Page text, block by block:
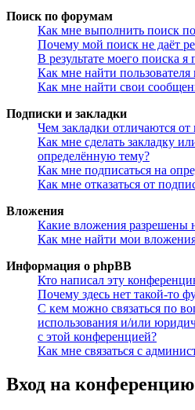
Поиск по форумам
Как мне выполнить поиск
Почему мой поиск не даёт
В результате моего поиска
Как мне найти
Как мне найти свои
Подписки и закладки
Чем закладки отличаются от
Как мне сделать закладку
определённую тему?
Как мне подписаться на
Как мне отказаться от
Вложения
Какие вложения разрешены
Как мне найти мои
Информация о phpBB
Кто написал эту
Почему здесь нет такой-то
С кем можно связаться по
использования и/или
с этой конференцией?
Как мне связаться с
Вход на